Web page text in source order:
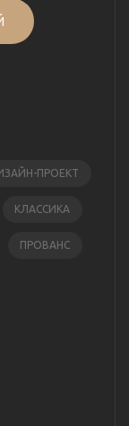
ПРОЕКТ
КЛАССИКА
ПРОВАНС